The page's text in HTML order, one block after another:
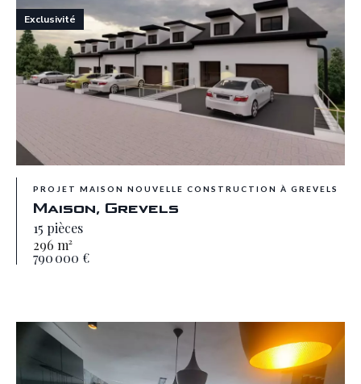
PROJET MAISON NOUVELLE CONSTRUCTION À GREVELS
Maison, Grevels
15 pièces
296 m²
790 000 €
Exclusivité